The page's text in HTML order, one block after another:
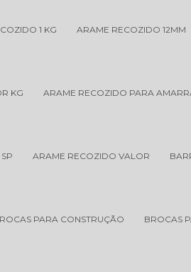
1 KG ARAME RECOZIDO 12MM
KG ARAME RECOZIDO PARA
ARAME RECOZIDO VALOR
PARA CONSTRUÇÃO BROCAS